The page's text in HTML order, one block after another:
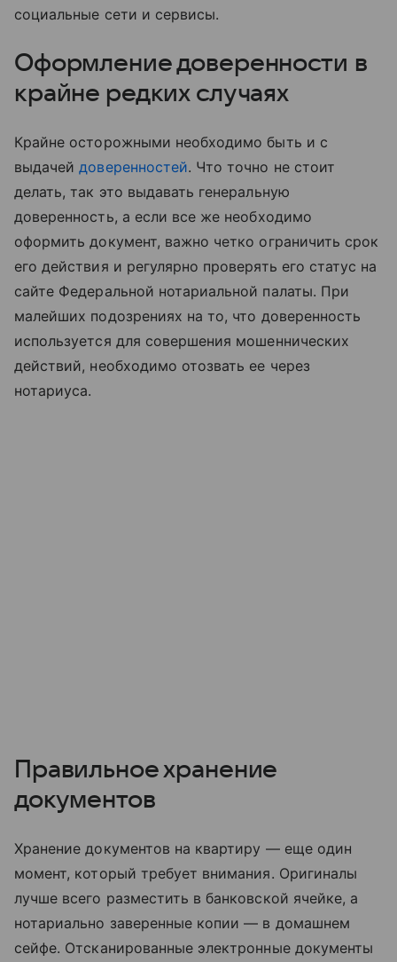
социальные сети и сервисы.
Оформление доверенности в
крайне редких случаях
Крайне осторожными необходимо быть и с
выдачейдоверенностей. Что точно не стоит
делать, так это выдавать генеральную
доверенность, а если все же необходимо
оформить документ, важно четко ограничить срок
его действия и регулярно проверять его статус на
сайте Федеральной нотариальной палаты. При
малейших подозрениях на то, что доверенность
используется для совершения мошеннических
действий, необходимо отозвать ее через
нотариуса.
Правильное хранение
документов
Хранение документов на квартиру — еще один
момент, который требует внимания. Оригиналы
лучше всего разместить в банковской ячейке, а
нотариально заверенные копии — в домашнем
сейфе. Отсканированные электронные документы